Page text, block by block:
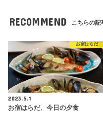
RECOMMEND こちらの記
お宿はらだ
2023.5.1
お宿はらだ、今日の夕食